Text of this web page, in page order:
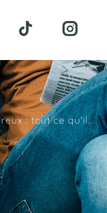
: tout ce qu'il...